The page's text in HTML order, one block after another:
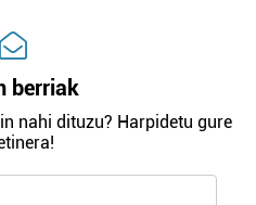
berriak
nahi dituzu? Harpidetu gure